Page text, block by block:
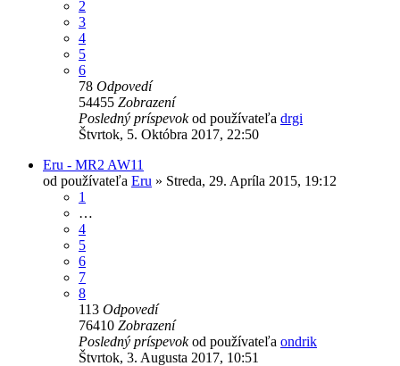
2
3
4
5
6
78 Odpovedí
54455 Zobrazení
Posledný príspevokod používateľa drgi
Štvrtok, 5. Októbra 2017, 22:50
Eru - MR2 AW11
od používateľa Eru » Streda, 29. Apríla 2015, 19:12
1
…
4
5
6
7
8
113 Odpovedí
76410 Zobrazení
Posledný príspevokod používateľa ondrik
Štvrtok, 3. Augusta 2017, 10:51